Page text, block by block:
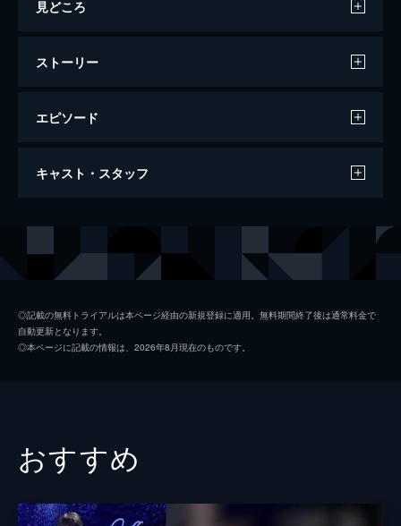
見どころ
ストーリー
エピソード
Toto - 35th Anniversary Tour: Live in
キャスト・スタッフ
◎記載の無料トライアルは本ページ経由の新規登録に適用。無料期間終了後は通常料金で
自動更新となります。
◎本ページに記載の情報は、2026年8月現在のものです。
おすすめ